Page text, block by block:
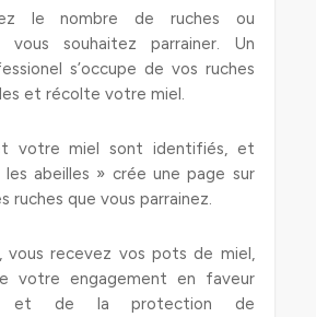
le nombre de ruches ou
vous souhaitez parrainer. Un
s’occupe de vos ruches
et récolte votre miel.
votre miel sont identifiés, et
abeilles » crée une page sur
ruches que vous parrainez.
vous recevez vos pots de miel,
votre engagement en faveur
et de la protection de